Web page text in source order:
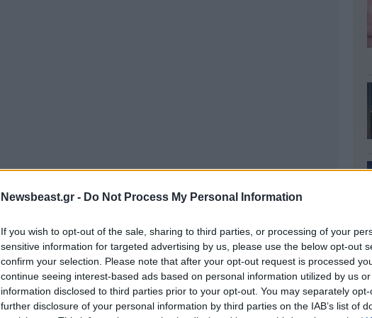
Newsbeast.gr - Do Not Process My Personal Information
If you wish to opt-out of the sale, sharing to third parties, or processing of your
sensitive information for targeted advertising by us, please use the below opt-out
confirm your selection. Please note that after your opt-out request is processed
continue seeing interest-based ads based on personal information utilized by us
information disclosed to third parties prior to your opt-out. You may separately
further disclosure of your personal information by third parties on the IAB’s list of